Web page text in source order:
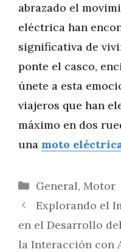
abrazado el
eléctrica han
significativa de
ponte el casco,
únete a esta
viajeros que han
máximo en dos
una moto
Categorías
General, Motor
Explorando el
en el Desarrollo
la Interacción con